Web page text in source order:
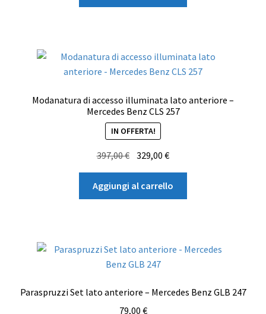
era:
è:
Modanatura di accesso illuminata lato anteriore –
Mercedes Benz CLS 257
IN OFFERTA!
397,00€
prezzo
originale
era:
329,00€Il
prezzo
attuale
è:
Aggiungi al carrello
Paraspruzzi Set lato anteriore – Mercedes Benz GLB 247
79,00 €